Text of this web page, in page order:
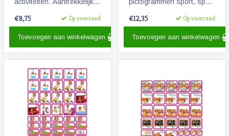
pictogrammen.
€8,75 Op voorraad
Toevoegen aan winkelwagen
je zwemles hebt? Kijk
€12,35 Op voorraad
Toevoegen aan winkelwagen